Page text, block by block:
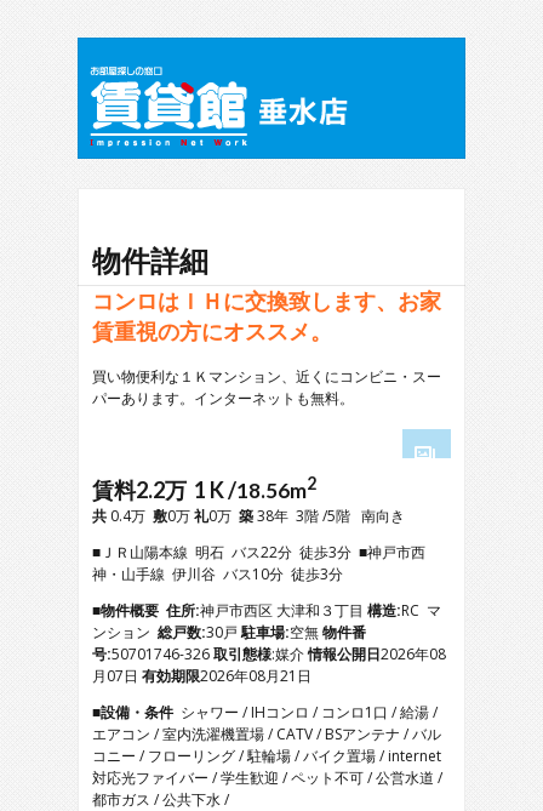
物件詳細
コンロはＩＨに交換致します、お家
賃重視の方にオススメ。
買い物便利な１Ｋマンション、近くにコンビニ・スー
パーあります。インターネットも無料。
4
6
7
8
9
11
12
13
14
賃料2.2万 1 K /18.56m2
共 0.4万 敷0万礼0万 築38年 3階 /5階 南向き
■ＪＲ山陽本線 明石 バス22分 徒歩3分 ■神戸市西
神・山手線 伊川谷 バス10分 徒歩3分
■物件概要 住所:神戸市西区 大津和３丁目 構造:RC マ
ンション 総戸数:30戸駐車場:空無物件番
号:50701746-326取引態様:媒介情報公開日2026年08
月07日 有効期限2026年08月21日
■設備・条件 シャワー / IHコンロ / コンロ1口 / 給湯 /
エアコン / 室内洗濯機置場 / CATV / BSアンテナ / バル
コニー / フローリング / 駐輪場 / バイク置場 / internet
対応光ファイバー / 学生歓迎 / ペット不可 / 公営水道 /
都市ガス / 公共下水 /